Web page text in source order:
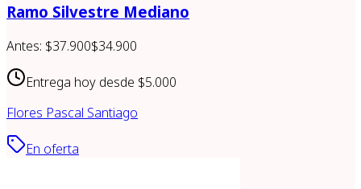
Ramo Silvestre Mediano
Antes: $37.900$34.900
Entrega hoy desde $5.000
Flores Pascal Santiago
En oferta